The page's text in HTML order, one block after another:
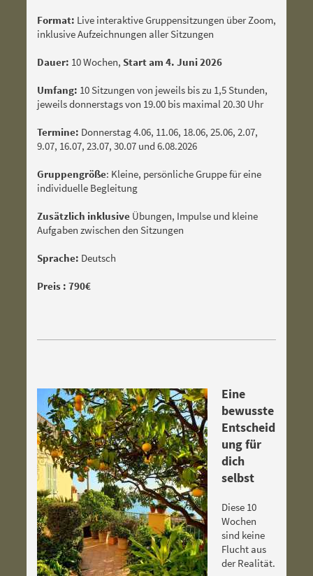
Format: Live interaktive Gruppensitzungen über Zoom,
inklusive Aufzeichnungen aller Sitzungen
Dauer: 10 Wochen, Start am 4. Juni 2026
Umfang: 10 Sitzungen von jeweils bis zu 1,5 Stunden,
jeweils donnerstags von 19.00 bis maximal 20.30 Uhr
Termine: Donnerstag 4.06, 11.06, 18.06, 25.06, 2.07,
9.07, 16.07, 23.07, 30.07 und 6.08.2026
Gruppengröße: Kleine, persönliche Gruppe für eine
individuelle Begleitung
Zusätzlich inklusive Übungen, Impulse und kleine
Aufgaben zwischen den Sitzungen
Sprache: Deutsch
Preis : 790€
Eine
bewusste
Entscheid
ung für
dich
selbst
Diese 10
Wochen
sind keine
Flucht aus
der Realität.